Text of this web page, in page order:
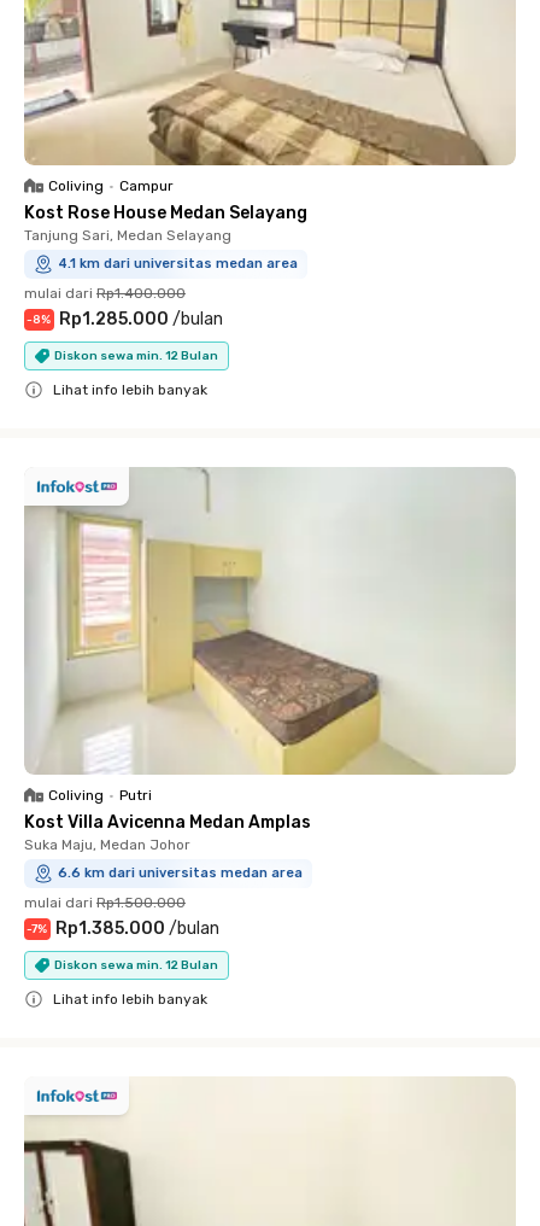
Coliving • Campur
Kost Rose House Medan Selayang
Tanjung Sari, Medan Selayang
4.1 km dari universitas medan area
mulai dari Rp1.400.000
-8% Rp1.285.000 /bulan
Diskon sewa min. 12 Bulan
Lihat info lebih banyak
Coliving • Putri
Kost Villa Avicenna Medan Amplas
Suka Maju, Medan Johor
6.6 km dari universitas medan area
mulai dari Rp1.500.000
-7% Rp1.385.000 /bulan
Diskon sewa min. 12 Bulan
Lihat info lebih banyak